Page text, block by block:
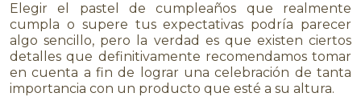
Elegir el pastel de cumpleaños que realmente
cumpla o supere tus expectativas podría parecer
algo sencillo, pero la verdad es que existen ciertos
detalles que definitivamente recomendamos tomar
en cuenta a fin de lograr una celebración de tanta
importancia con un producto que esté a su altura.